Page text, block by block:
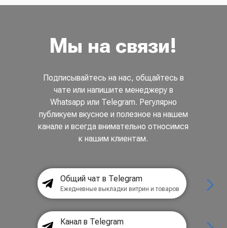
Мы на связи!
Подписывайтесь на нас, общайтесь в
чате или напишите менеджеру в
Whatsapp или Telegram. Регулярно
публикуем вкусное и полезное на нашем
канале и всегда внимательно относимся
к нашим клиентам.
Общий чат в Telegram
Ежедневные выкладки витрин и товаров
Канал в Telegram